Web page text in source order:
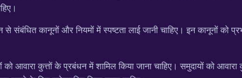
से संबंधित कानूनों और नियमों में स्पष्टता लाई जानी चाहिए। इन कानूनों को
को आवारा कुत्तों के प्रबंधन में शामिल किया जाना चाहिए। समुदायों को